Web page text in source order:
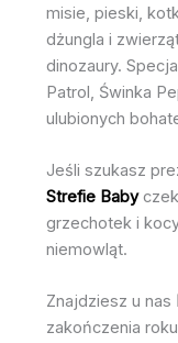
misie, pieski,
dżungla i
dinozaury.
Patrol, Świnka
ulubionych
Jeśli szukasz
Strefie Baby
grzechotek i
niemowląt.
Znajdziesz u nas
zakończenia